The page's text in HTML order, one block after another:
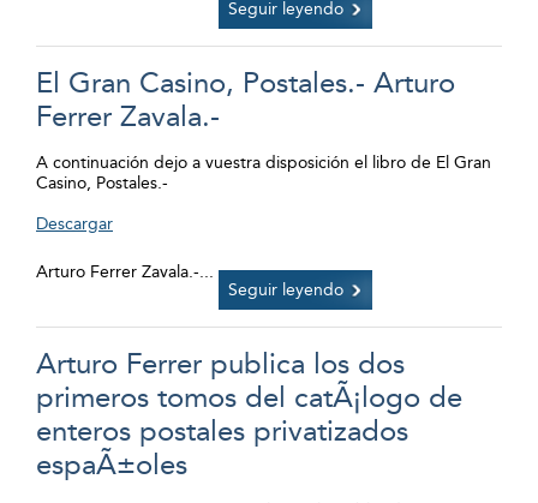
Seguir leyendo
El Gran Casino, Postales.- Arturo
Ferrer Zavala.-
A continuación dejo a vuestra disposición el libro de El Gran
Casino, Postales.-
Descargar
Arturo Ferrer Zavala.-...
Seguir leyendo
Arturo Ferrer publica los dos
primeros tomos del catÃ¡logo de
enteros postales privatizados
espaÃ±oles